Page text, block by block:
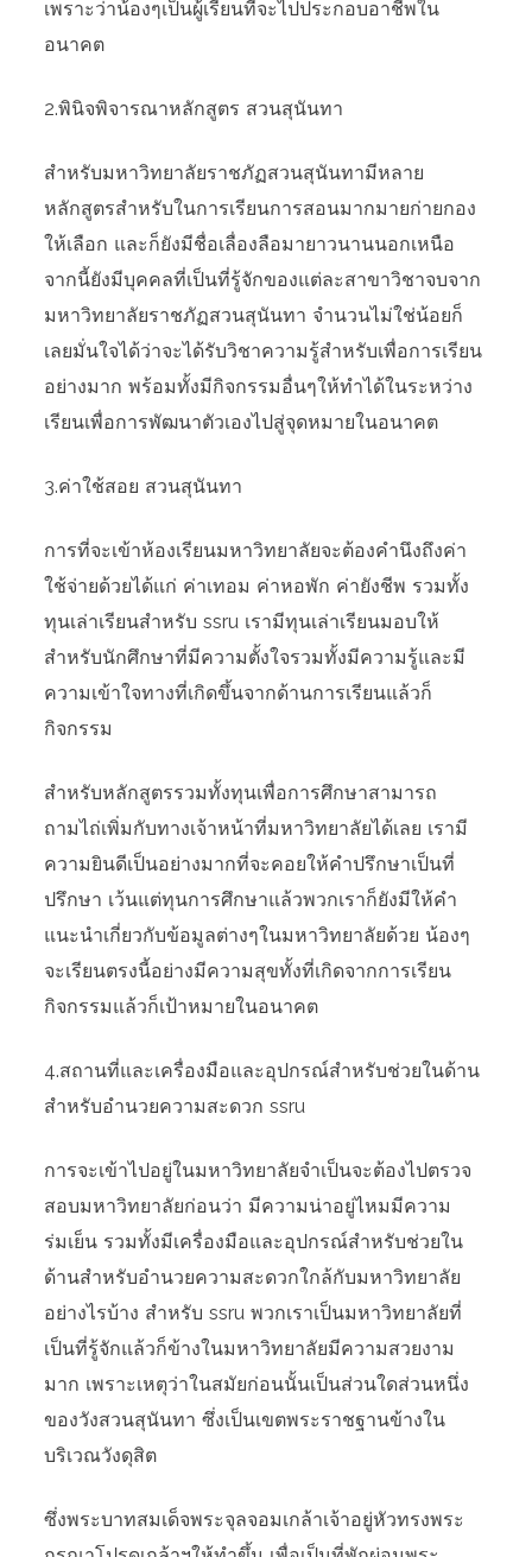
เพราะว่าน้องๆเป็นผู้เรียนที่จะไปประกอบอาชีพใน
อนาคต
2.พินิจพิจารณาหลักสูตร สวนสุนันทา
สำหรับมหาวิทยาลัยราชภัฏสวนสุนันทามีหลาย
หลักสูตรสำหรับในการเรียนการสอนมากมายก่ายกอง
ให้เลือก และก็ยังมีชื่อเลื่องลือมายาวนานนอกเหนือ
จากนี้ยังมีบุคคลที่เป็นที่รู้จักของแต่ละสาขาวิชาจบจาก
มหาวิทยาลัยราชภัฏสวนสุนันทา จำนวนไม่ใช่น้อยก็
เลยมั่นใจได้ว่าจะได้รับวิชาความรู้สำหรับเพื่อการเรียน
อย่างมาก พร้อมทั้งมีกิจกรรมอื่นๆให้ทำได้ในระหว่าง
เรียนเพื่อการพัฒนาตัวเองไปสู่จุดหมายในอนาคต
3.ค่าใช้สอย สวนสุนันทา
การที่จะเข้าห้องเรียนมหาวิทยาลัยจะต้องคำนึงถึงค่า
ใช้จ่ายด้วยได้แก่ ค่าเทอม ค่าหอพัก ค่ายังชีพ รวมทั้ง
ทุนเล่าเรียนสำหรับ ssru เรามีทุนเล่าเรียนมอบให้
สำหรับนักศึกษาที่มีความตั้งใจรวมทั้งมีความรู้และมี
ความเข้าใจทางที่เกิดขึ้นจากด้านการเรียนแล้วก็
กิจกรรม
สำหรับหลักสูตรรวมทั้งทุนเพื่อการศึกษาสามารถ
ถามไถ่เพิ่มกับทางเจ้าหน้าที่มหาวิทยาลัยได้เลย เรามี
ความยินดีเป็นอย่างมากที่จะคอยให้คำปรึกษาเป็นที่
ปรึกษา เว้นแต่ทุนการศึกษาแล้วพวกเราก็ยังมีให้คำ
แนะนำเกี่ยวกับข้อมูลต่างๆในมหาวิทยาลัยด้วย น้องๆ
จะเรียนตรงนี้อย่างมีความสุขทั้งที่เกิดจากการเรียน
กิจกรรมแล้วก็เป้าหมายในอนาคต
4.สถานที่และเครื่องมือและอุปกรณ์สำหรับช่วยในด้าน
สำหรับอำนวยความสะดวก ssru
การจะเข้าไปอยู่ในมหาวิทยาลัยจำเป็นจะต้องไปตรวจ
สอบมหาวิทยาลัยก่อนว่า มีความน่าอยู่ไหมมีความ
ร่มเย็น รวมทั้งมีเครื่องมือและอุปกรณ์สำหรับช่วยใน
ด้านสำหรับอำนวยความสะดวกใกล้กับมหาวิทยาลัย
อย่างไรบ้าง สำหรับ ssru พวกเราเป็นมหาวิทยาลัยที่
เป็นที่รู้จักแล้วก็ข้างในมหาวิทยาลัยมีความสวยงาม
มาก เพราะเหตุว่าในสมัยก่อนนั้นเป็นส่วนใดส่วนหนึ่ง
ของวังสวนสุนันทา ซึ่งเป็นเขตพระราชฐานข้างใน
บริเวณวังดุสิต
ซึ่งพระบาทสมเด็จพระจุลจอมเกล้าเจ้าอยู่หัวทรงพระ